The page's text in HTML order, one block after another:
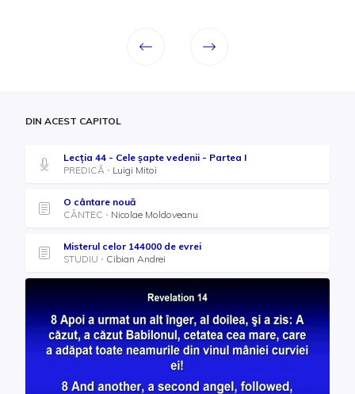
DIN ACEST CAPITOL
Lecția 44 - Cele șapte vedenii - Partea I
PREDICĂ
Luigi Mitoi
O cântare nouă
CÂNTEC
Nicolae Moldoveanu
Misterul celor 144000 de evrei
STUDIU
Cibian Andrei